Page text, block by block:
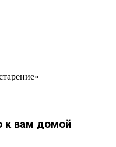
к вам домой